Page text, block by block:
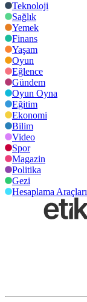
Teknoloji
Sağlık
Yemek
Finans
Yaşam
Oyun
Eğlence
Gündem
Oyun Oyna
Eğitim
Ekonomi
Bilim
Video
Spor
Magazin
Politika
Gezi
Hesaplama Araçları